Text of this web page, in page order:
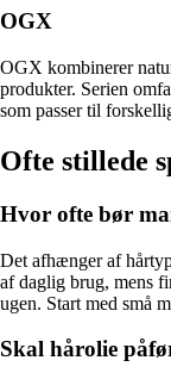
OGX
OGX kombinerer
produkter. Serien
som passer til
Ofte stillede
Hvor ofte bør
Det afhænger af
af daglig brug, mens
ugen. Start med små
Skal hårolie